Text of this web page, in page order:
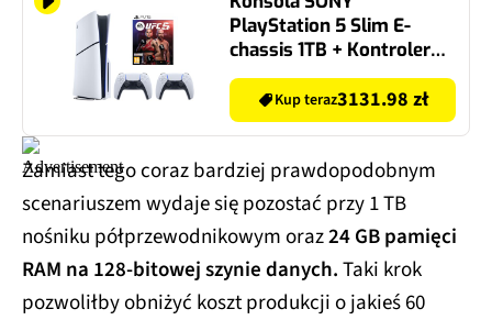
PlayStation 5 Slim E-
chassis 1TB + Kontroler
SONY DualSense Biały +
EA Sports UFC 5 Gra PS5
Kup teraz3131.98 zł
Zamiast tego coraz bardziej prawdopodobnym
scenariuszem wydaje się pozostać przy 1 TB
nośniku półprzewodnikowym oraz24 GB pamięci
RAM na 128-bitowej szynie danych.Taki krok
pozwoliłby obniżyć koszt produkcji o jakieś 60